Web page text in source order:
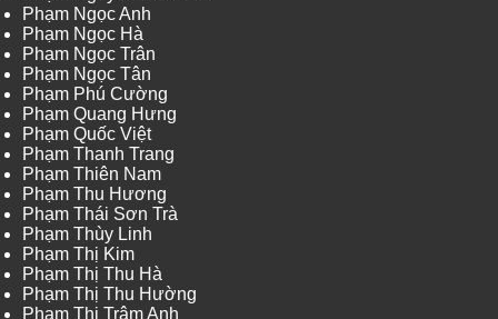
Phạm Ngọc Anh
Phạm Ngọc Hà
Phạm Ngọc Trân
Phạm Ngọc Tân
Phạm Phú Cường
Phạm Quang Hưng
Phạm Quốc Việt
Phạm Thanh Trang
Phạm Thiên Nam
Phạm Thu Hương
Phạm Thái Sơn Trà
Phạm Thùy Linh
Phạm Thị Kim
Phạm Thị Thu Hà
Phạm Thị Thu Hường
Phạm Thị Trâm Anh